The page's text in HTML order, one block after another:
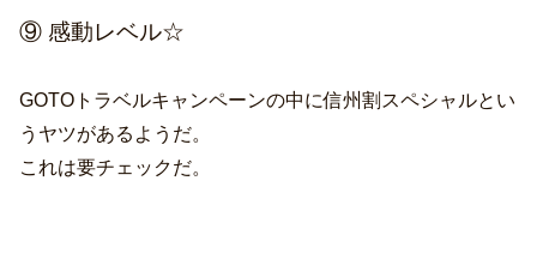
⑨ 感動レベル☆
GOTOトラベルキャンペーンの中に信州割スペシャルとい
うヤツがあるようだ。
これは要チェックだ。